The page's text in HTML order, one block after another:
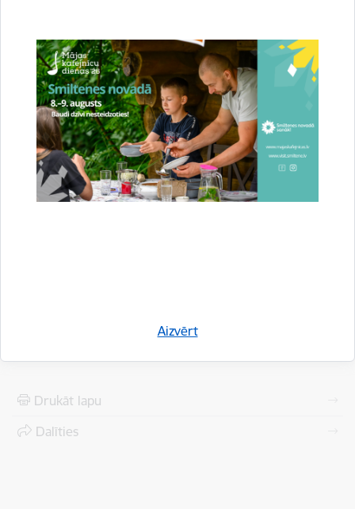
Aizvērt
E-pasts:eures@nva.gov.lv;
Facebook;
Linkedin;
Piektdienās no 13.00 līdz 15.00EURESčatā.
Sagatavoja:
Drukāt lapu
Dalīties